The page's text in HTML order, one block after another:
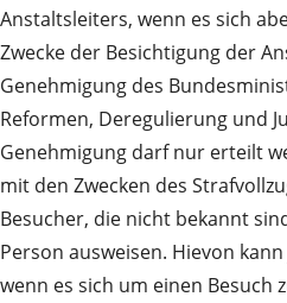
Anstaltsleiters, wenn es sich
Zwecke der Besichtigung der
Genehmigung des
Reformen, Deregulierung und
Genehmigung darf nur erteilt
mit den Zwecken des
Besucher, die nicht bekannt
Person ausweisen. Hievon
wenn es sich um einen Besuch